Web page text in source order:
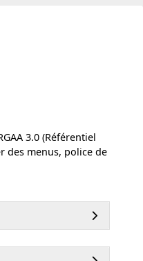
3.0 (Référentiel
des menus, police de